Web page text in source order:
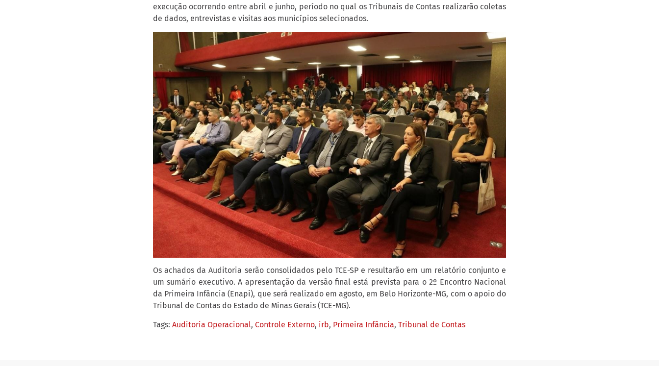
execução ocorrendo entre abril e junho, período no qual os Tribunais de Contas realizarão coletas
de dados, entrevistas e visitas aos municípios selecionados.
Os achados da Auditoria serão consolidados pelo TCE-SP e resultarão em um relatório conjunto e
um sumário executivo. A apresentação da versão final está prevista para o 2º Encontro Nacional
da Primeira Infância (Enapi), que será realizado em agosto, em Belo Horizonte-MG, com o apoio do
Tribunal de Contas do Estado de Minas Gerais (TCE-MG).
Tags: Auditoria Operacional, Controle Externo, irb, Primeira Infância, Tribunal de Contas